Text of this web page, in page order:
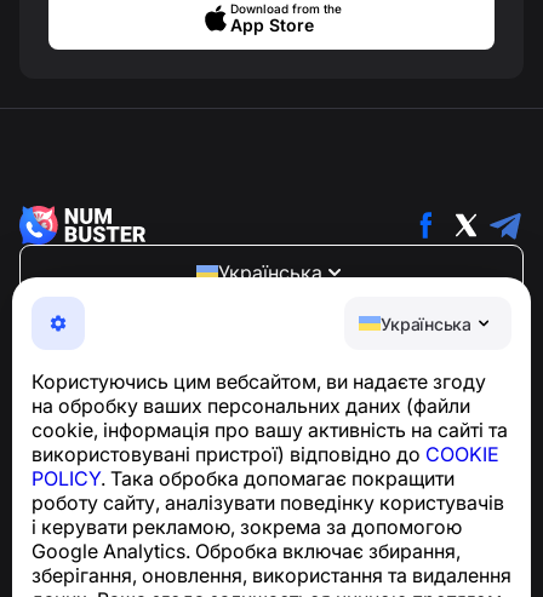
Українська
Користуючись цим вебсайтом, ви надаєте згоду
на обробку ваших персональних даних (файли
cookie, інформація про вашу активність на сайті та
використовувані пристрої) відповідно до COOKIE
POLICY. Така обробка допомагає покращити
роботу сайту, аналізувати поведінку користувачів
і керувати рекламою, зокрема за допомогою
Google Analytics. Обробка включає збирання,
зберігання, оновлення, використання та видалення
Download from the
App Store
Українська
NumBuster © 2013—2026 ·
support@numbuster.com
Зручний додаток, що захищає вас від телефонного
З питань відповідності GDPR:
support@numbuster.com
Центр допомоги
Новини та статті
Про проєкт
Контакти